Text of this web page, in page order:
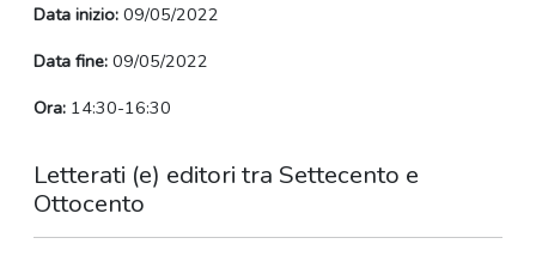
Data inizio: 09/05/2022
Data fine: 09/05/2022
Ora: 14:30-16:30
Letterati (e) editori tra Settecento e
Ottocento